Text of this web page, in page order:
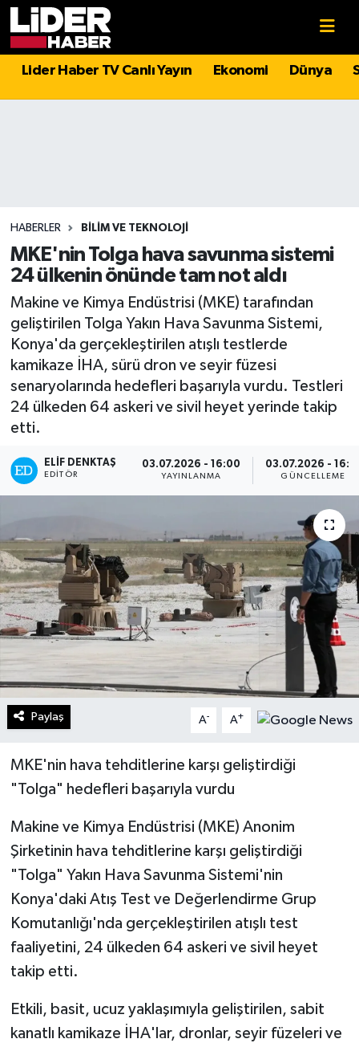
Lider Haber TV Canlı Yayın Ekonomi Dünya
HABERLER BILIM VE TEKNOLOJI
MKE'nin Tolga hava savunma sistemi
24 ülkenin önünde tam not aldı
Makine ve Kimya Endüstrisi (MKE) tarafından
geliştirilen Tolga Yakın Hava Savunma Sistemi,
Konya'da gerçekleştirilen atışlı testlerde
kamikaze İHA, sürü dron ve seyir füzesi
senaryolarında hedefleri başarıyla vurdu. Testleri
24 ülkeden 64 askeri ve sivil heyet yerinde takip
etti.
ELIF DENKTAŞ
EDITÖR
03.07.2026 - 16:00
YAYINLANMA
03.07.2026 -
GÜNCELLEME
Paylaş A- A+
MKE'nin hava tehditlerine karşı geliştirdiği
"Tolga" hedefleri başarıyla vurdu
Makine ve Kimya Endüstrisi (MKE) Anonim
Şirketinin hava tehditlerine karşı geliştirdiği
"Tolga" Yakın Hava Savunma Sistemi'nin
Konya'daki Atış Test ve Değerlendirme Grup
Komutanlığı'nda gerçekleştirilen atışlı test
faaliyetini, 24 ülkeden 64 askeri ve sivil heyet
takip etti.
Etkili, basit, ucuz yaklaşımıyla geliştirilen, sabit
kanatlı kamikaze İHA'lar, dronlar, seyir füzeleri ve
Politika
Magazin
Spor
Sağlık
Teknoloji
Turizm
Lider Haber TV Canlı Yayın izle
Hava Durumu
Süper Lig Puan Durumu ve Fikstür
Tüm Manşetler
Son Dakika Haberleri
Haber Arşivi